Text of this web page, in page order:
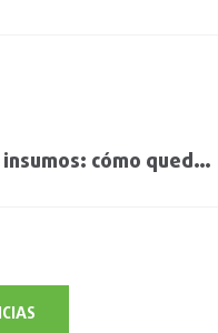
Fuerte suba de los insumos: cómo quedó el poder de compra de la soja, el trigo y el maíz